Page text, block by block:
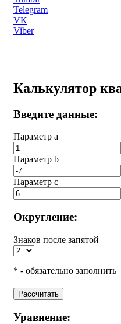
Telegram
VK
Viber
Калькулятор
Введите данные:
Параметр a
Параметр b
Параметр с
Округление:
Знаков после запятой
* - обязательно заполнить
Рассчитать
Уравнение: